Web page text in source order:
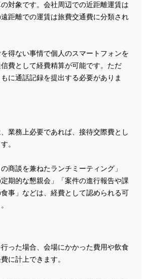
対象です。会社周辺での近距離運賃は
距離での運賃は旅費交通費に分類され
得ない事情で個人のスマートフォンを
費として経費精算が可能です。ただ
に通話記録を提出する必要がありま
業務上必要であれば、接待交際費とし
。
商談を兼ねたランチミーティング」
定期的な懇親会」「案件の進行報告や課
事」などは、経費として認められる可
った場合、会場にかかった費用や飲食
に計上できます。